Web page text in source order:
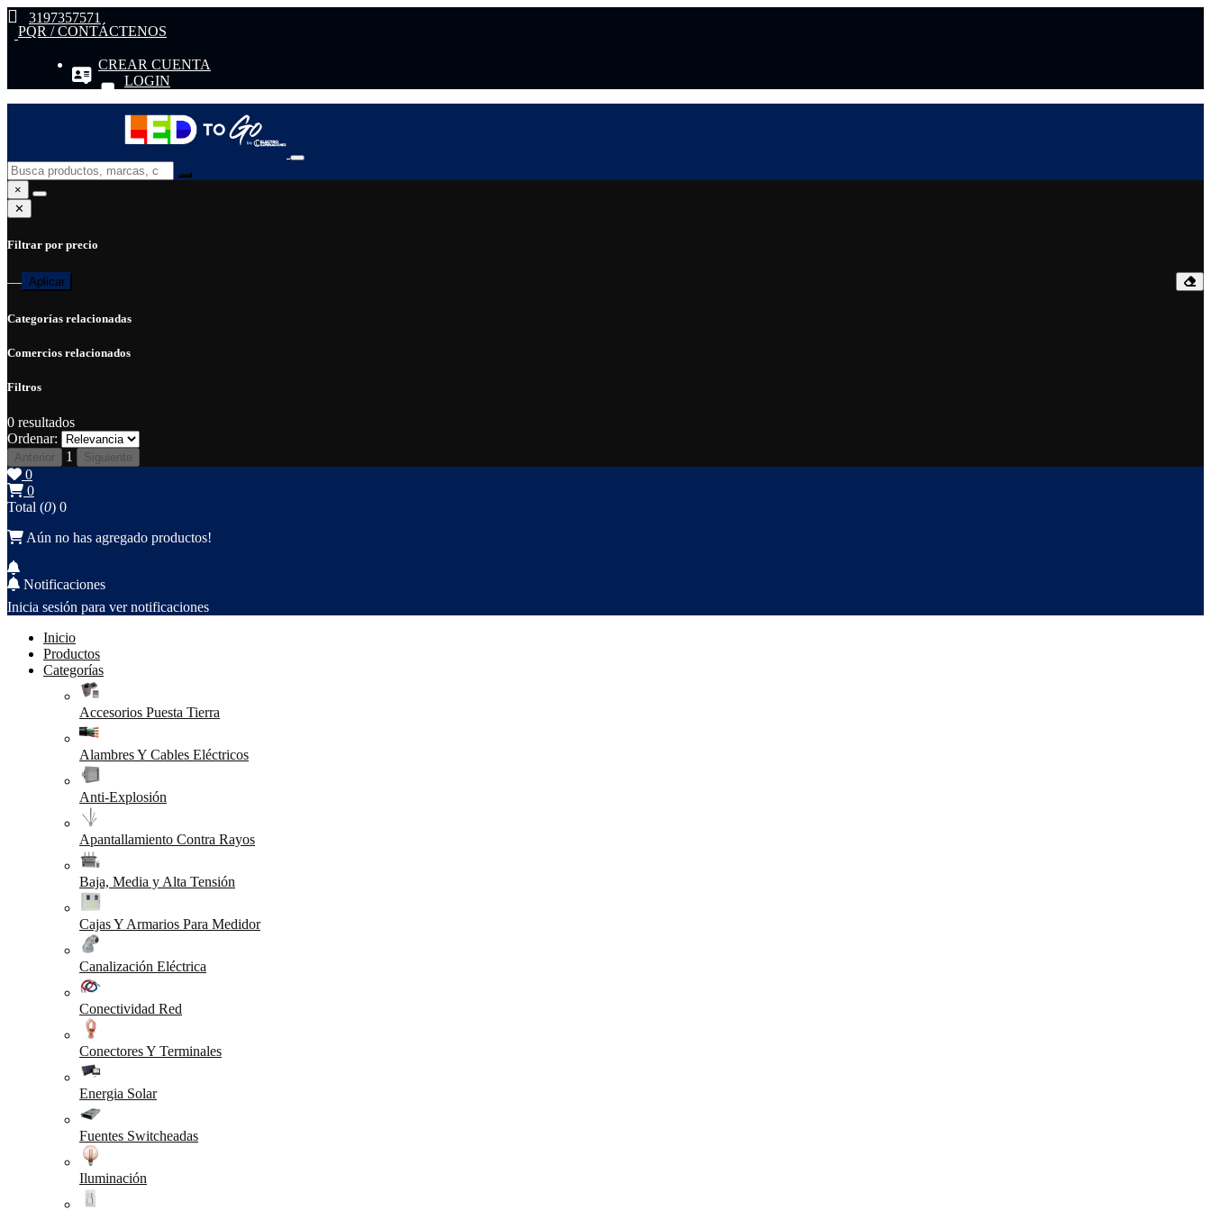
3197357571
PQR / CONTÁCTENOS
CREAR CUENTA
LOGIN
×
✕
Filtrar por precio
— Aplicar
Categorías relacionadas
Comercios relacionados
Filtros
0 resultados
Ordenar:
Anterior 1 Siguiente
0
0
Total (0) 0
Aún no has agregado productos!
Notificaciones
Inicia sesión para ver notificaciones
Inicio
Productos
Categorías
Accesorios Puesta Tierra
Alambres Y Cables Eléctricos
Anti-Explosión
Apantallamiento Contra Rayos
Baja, Media y Alta Tensión
Cajas Y Armarios Para Medidor
Canalización Eléctrica
Conectividad Red
Conectores Y Terminales
Energia Solar
Fuentes Switcheadas
Iluminación